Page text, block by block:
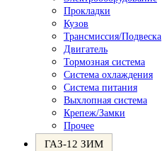
Прокладки
Кузов
Трансмиссия/Подвеска
Двигатель
Тормозная система
Система охлаждения
Система питания
Выхлопная система
Крепеж/Замки
Прочее
ГАЗ-12 ЗИМ